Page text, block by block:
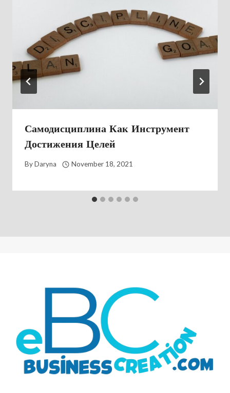
Самодисциплина Как Инструмент
Достижения Целей
ByDaryna November 18, 2021